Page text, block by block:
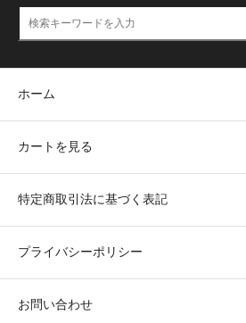
ホーム
カートを見る
特定商取引法に基づく表記
プライバシーポリシー
お問い合わせ